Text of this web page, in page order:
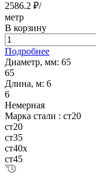
2586.2 ₽/
метр
В корзину
Подробнее
Диаметр, мм: 65
65
Длина, м: 6
6
Немерная
Марка стали : ст20
ст20
ст35
ст40х
ст45